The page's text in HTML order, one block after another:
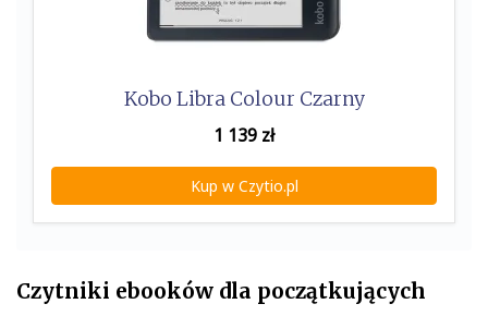
Kobo Libra Colour Czarny
1 139 zł
Kup w Czytio.pl
Czytniki ebooków dla początkujących